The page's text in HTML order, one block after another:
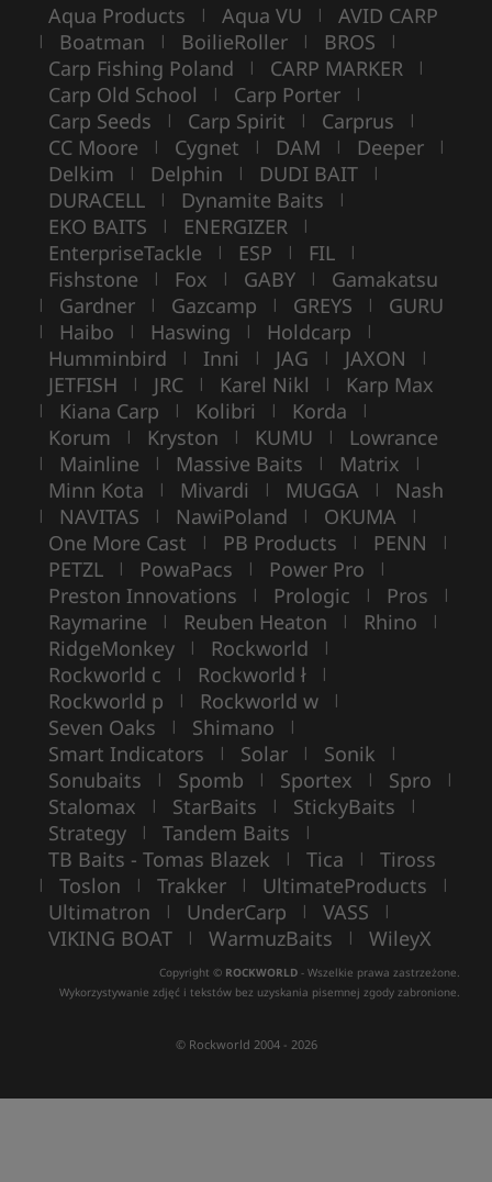
Aqua Products | Aqua VU | AVID CARP
| Boatman | BoilieRoller | BROS |
Carp Fishing Poland | CARP MARKER |
Carp Old School | Carp Porter |
Carp Seeds | Carp Spirit | Carprus |
CC Moore | Cygnet | DAM | Deeper |
Delkim | Delphin | DUDI BAIT |
DURACELL | Dynamite Baits |
EKO BAITS | ENERGIZER |
EnterpriseTackle | ESP | FIL |
Fishstone | Fox | GABY | Gamakatsu
| Gardner | Gazcamp | GREYS | GURU
| Haibo | Haswing | Holdcarp |
Humminbird | Inni | JAG | JAXON |
JETFISH | JRC | Karel Nikl | Karp Max
| Kiana Carp | Kolibri | Korda |
Korum | Kryston | KUMU | Lowrance
| Mainline | Massive Baits | Matrix |
Minn Kota | Mivardi | MUGGA | Nash
| NAVITAS | NawiPoland | OKUMA |
One More Cast | PB Products | PENN |
PETZL | PowaPacs | Power Pro |
Preston Innovations | Prologic | Pros |
Raymarine | Reuben Heaton | Rhino |
RidgeMonkey | Rockworld |
Rockworld c | Rockworld ł |
Rockworld p | Rockworld w |
Seven Oaks | Shimano |
Smart Indicators | Solar | Sonik |
Sonubaits | Spomb | Sportex | Spro |
Stalomax | StarBaits | StickyBaits |
Strategy | Tandem Baits |
TB Baits - Tomas Blazek | Tica | Tiross
| Toslon | Trakker | UltimateProducts |
Ultimatron | UnderCarp | VASS |
VIKING BOAT | WarmuzBaits | WileyX
Copyright © ROCKWORLD - Wszelkie prawa zastrzeżone.
Wykorzystywanie zdjęć i tekstów bez uzyskania pisemnej zgody zabronione.
© Rockworld 2004 - 2026